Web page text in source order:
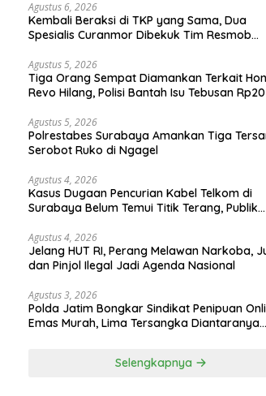
Agustus 6, 2026
Kembali Beraksi di TKP yang Sama, Dua
Spesialis Curanmor Dibekuk Tim Resmob
Agustus 5, 2026
Tiga Orang Sempat Diamankan Terkait
Revo Hilang, Polisi Bantah Isu Tebusan
Agustus 5, 2026
Polrestabes Surabaya Amankan Tiga
Serobot Ruko di Ngagel
Agustus 4, 2026
Kasus Dugaan Pencurian Kabel Telkom di
Surabaya Belum Temui Titik Terang, Publik
Agustus 4, 2026
Jelang HUT RI, Perang Melawan Narkoba,
dan Pinjol Ilegal Jadi Agenda Nasional
Agustus 3, 2026
Polda Jatim Bongkar Sindikat Penipuan
Emas Murah, Lima Tersangka Diantaranya
Selengkapnya